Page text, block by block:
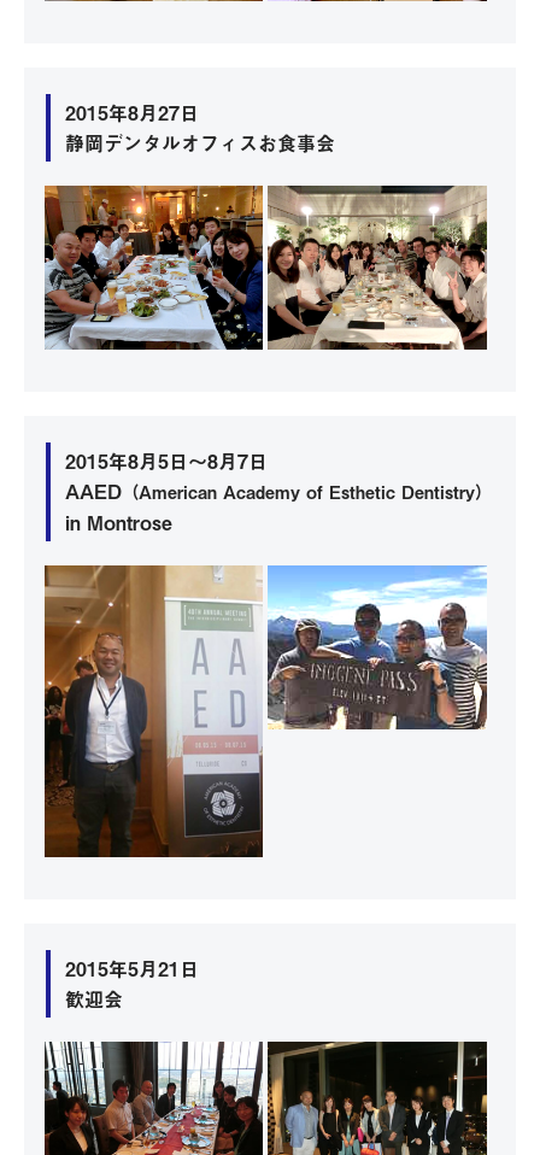
2015年8月27日
静岡デンタルオフィスお食事会
2015年8月5日～8月7日
AAED （American Academy of Esthetic Dentistry）
in Montrose
2015年5月21日
歓迎会